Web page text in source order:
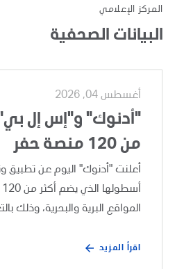
المركز الإعلامي
البيانات الصحفية
أغسطس 04, 2026
"أدنوك" و"إس إل بي"
من 120 منصة حفر
المواقع البرية والبحرية، وذلك
اقرأ المزيد